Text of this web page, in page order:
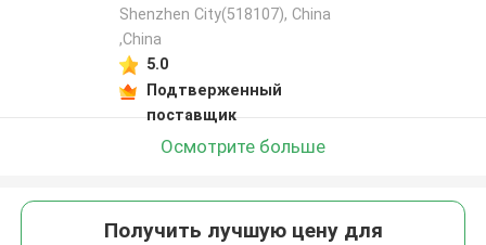
Shenzhen City(518107), China
,China
5.0
Подтверженный
поставщик
Осмотрите больше
Получить лучшую цену для